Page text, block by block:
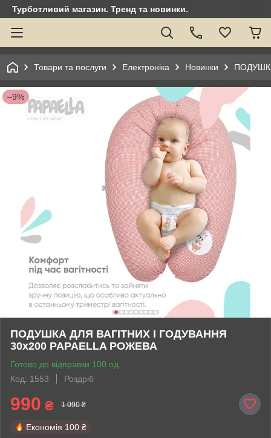
Турботливий магазин. Тренд та новинки.
Товари та послуги Електроніка Новинки
–9%
ПОДУШКА ДЛЯ ВАГІТНИХ І ГОДУВАННЯ
30х200 PAPAELLA РОЖЕВА
Готово до відправки 100 од.
Код: 1553
Роздріб
990 ₴ 1 090 ₴
Економія 100 ₴